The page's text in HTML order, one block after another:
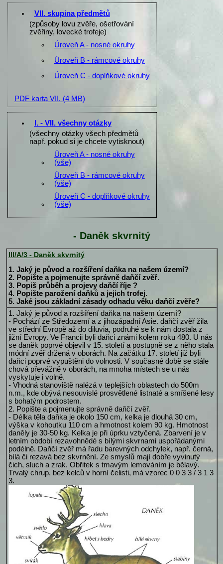
VII. skupina předmětů
(způsoby lovu zvěře, ošetřování
zvěřiny, lovecké trofeje)
Úroveň A - nosné okruhy
Úroveň B - rámcové okruhy
Úroveň C - doplňkové okruhy
PDF karta VII. (4 MB)
I. - VII. všechny otázky
(všechny otázky všech předmětů
např. pokud si je chcete vytisknout)
Úroveň A - nosné okruhy
(vše)
Úroveň B - rámcové okruhy
(vše)
Úroveň C - doplňkové okruhy
(vše)
- Daněk skvrnitý
III/A/3 - Daněk skvrnitý
1. Jaký je původ a rozšíření daňka na našem území?
2. Popište a pojmenujte správně daňčí zvěř.
3. Popiš průběh a projevy daňčí říje ?
4. Popište parožení daňků a jejich trofej.
5. Jaké jsou základní zásady odhadu věku daňčí zvěře?
1. Jaký je původ a rozšíření daňka na našem území?
- Pochází ze Středozemí a z jihozápadní Asie. daňčí zvěř žila
ve střední Evropě až do diluvia, podruhé se k nám dostala z
jižní Evropy. Ve Francii byli daňci známi kolem roku 480. U nás
se daněk poprvé objevil v 15. století a postupně se z něho stala
módní zvěř držená v oborách. Na začátku 17. století již byli
daňci poprvé vypuštěni do volnosti. V současné době se stále
chová převážně v oborách, na mnoha místech se u nás
vyskytuje i volně.
- Vhodná stanoviště nalézá v teplejších oblastech do 500m
n.m., kde obývá nesouvislé prosvětlené listnaté a smíšené lesy
s bohatým podrostem.
2. Popište a pojmenujte správně daňčí zvěř.
- Délka těla daňka je okolo 150 cm, kelka je dlouhá 30 cm,
výška v kohoutku 110 cm a hmotnost kolem 90 kg. Hmotnost
daněly je 30-50 kg. Kelka je při úprku vztyčená. Zbarvení je v
letním období rezavohnědé s bílými skvrnami uspořádanými
podélně. Daňčí zvěř má řadu barevných odchylek, např. černá,
bílá či rezavá bez skvrnění. Ze smyslů mají dobře vyvinutý
čich, sluch a zrak. Obřitek s tmavým lemováním je bělavý.
Trvalý chrup, bez kelců v horní čelisti, má vzorec 0 0 3 3 / 3 1 3
3.